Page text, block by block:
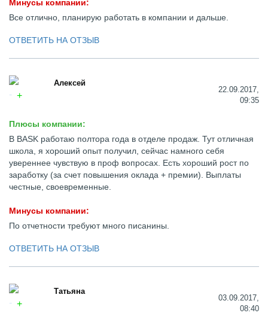
Минусы компании:
Все отлично, планирую работать в компании и дальше.
ОТВЕТИТЬ НА ОТЗЫВ
Алексей
22.09.2017,
09:35
Плюсы компании:
В BASK работаю полтора года в отделе продаж. Тут отличная
школа, я хороший опыт получил, сейчас намного себя
увереннее чувствую в проф вопросах. Есть хороший рост по
заработку (за счет повышения оклада + премии). Выплаты
честные, своевременные.
Минусы компании:
По отчетности требуют много писанины.
ОТВЕТИТЬ НА ОТЗЫВ
Татьяна
03.09.2017,
08:40